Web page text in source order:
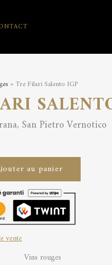
» Tre Filari Salento IGP
San Pietro Vernotico
au panier
vente
Vins rouges